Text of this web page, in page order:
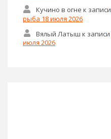
Кучино в огне к записи
рыба 18 июля 2026
Вялый Латыш к записи
июля 2026